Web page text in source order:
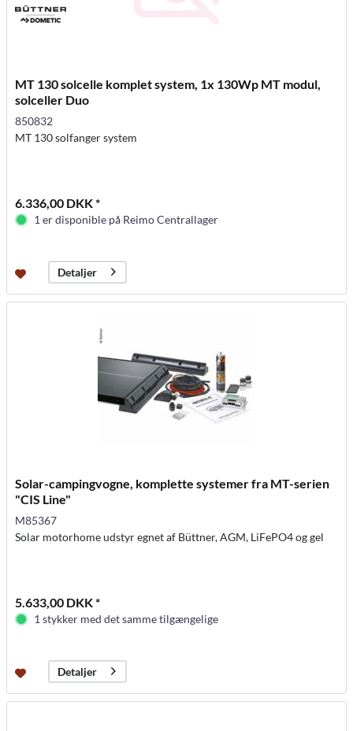
MT 130 solcelle komplet system, 1x 130Wp MT modul,
solceller Duo
850832
MT 130 solfanger system
6.336,00 DKK *
1 er disponible på Reimo Centrallager
Detaljer
Solar-campingvogne, komplette systemer fra MT-serien
"CIS Line"
M85367
Solar motorhome udstyr egnet af Büttner, AGM, LiFePO4 og gel
5.633,00 DKK *
1 stykker med det samme tilgængelige
Detaljer